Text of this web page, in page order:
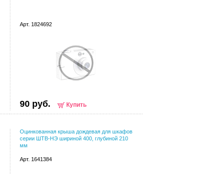
Арт. 1824692
90 руб. Купить
Оцинкованная крыша дождевая для шкафов
серии ШТВ-НЭ шириной 400, глубиной 210
мм
Арт. 1641384